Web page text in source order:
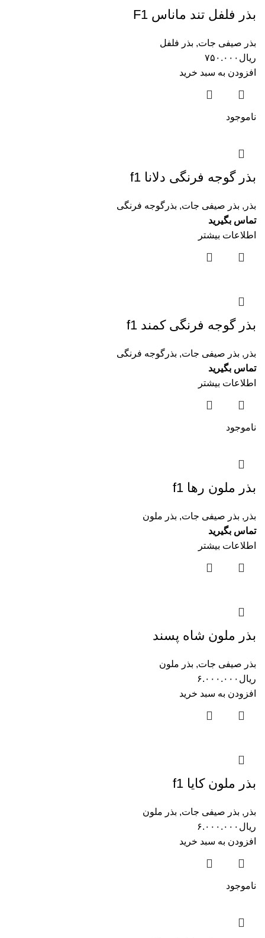
بذر فلفل تند ماناس F1
بذر صیفی جات, بذر فلفل
ریال ۷۵۰.۰۰۰
افزودن به سبد خرید
ناموجود
بذر گوجه فرنگی دلانا f1
بذر , بذر صیفی جات, بذرگوجه فرنگی
تماس بگیرید
اطلاعات بیشتر
بذر گوجه فرنگی کمند f1
بذر , بذر صیفی جات, بذرگوجه فرنگی
تماس بگیرید
اطلاعات بیشتر
ناموجود
بذر ملون رها f1
بذر , بذر صیفی جات, بذر ملون
تماس بگیرید
اطلاعات بیشتر
بذر ملون شاه پسند
بذر صیفی جات, بذر ملون
ریال ۶.۰۰۰.۰۰۰
افزودن به سبد خرید
بذر ملون کایا f1
بذر , بذر صیفی جات, بذر ملون
ریال ۶.۰۰۰.۰۰۰
افزودن به سبد خرید
ناموجود